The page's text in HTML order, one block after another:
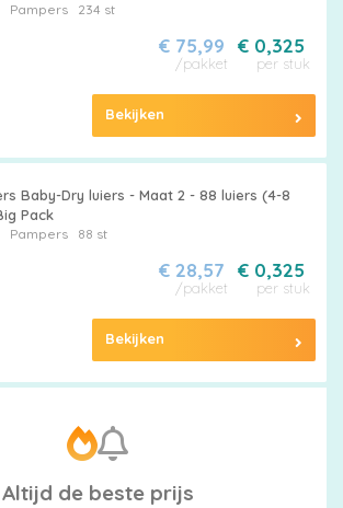
Pampers
234 st
€ 0,325
per stuk
€ 75,99
/pakket
Bekijken
Baby-Dry luiers - Maat 2 - 88 luiers (4-8
Pack
Pampers
88 st
€ 0,325
per stuk
€ 28,57
/pakket
Bekijken
Altijd de beste prijs